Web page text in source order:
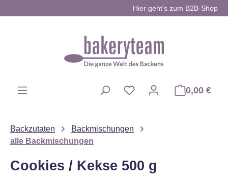
Hier geht’s zum B2B-Shop
0,00 €
Backzutaten
Backmischungen
alle Backmischungen
Cookies / Kekse 500 g